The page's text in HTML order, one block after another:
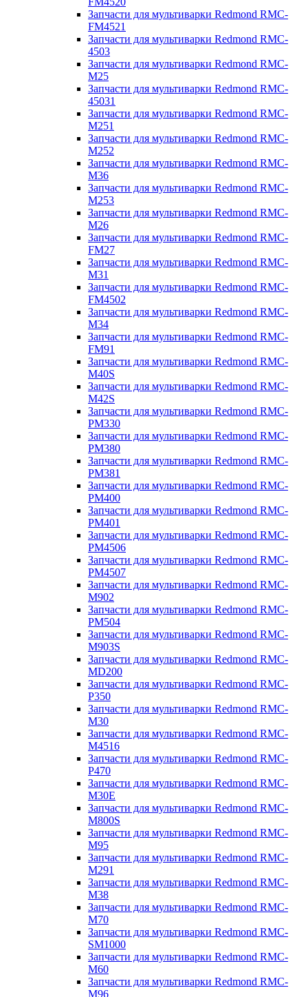
Запчасти для мультиварки Redmond RMC-
FM4521
Запчасти для мультиварки Redmond RMC-
4503
Запчасти для мультиварки Redmond RMC-
M25
Запчасти для мультиварки Redmond RMC-
45031
Запчасти для мультиварки Redmond RMC-
M251
Запчасти для мультиварки Redmond RMC-
M252
Запчасти для мультиварки Redmond RMC-
M36
Запчасти для мультиварки Redmond RMC-
M253
Запчасти для мультиварки Redmond RMC-
M26
Запчасти для мультиварки Redmond RMC-
FM27
Запчасти для мультиварки Redmond RMC-
M31
Запчасти для мультиварки Redmond RMC-
FM4502
Запчасти для мультиварки Redmond RMC-
M34
Запчасти для мультиварки Redmond RMC-
FM91
Запчасти для мультиварки Redmond RMC-
M40S
Запчасти для мультиварки Redmond RMC-
M42S
Запчасти для мультиварки Redmond RMC-
PM330
Запчасти для мультиварки Redmond RMC-
PM380
Запчасти для мультиварки Redmond RMC-
PM381
Запчасти для мультиварки Redmond RMC-
PM400
Запчасти для мультиварки Redmond RMC-
PM401
Запчасти для мультиварки Redmond RMC-
PM4506
Запчасти для мультиварки Redmond RMC-
PM4507
Запчасти для мультиварки Redmond RMC-
M902
Запчасти для мультиварки Redmond RMC-
PM504
Запчасти для мультиварки Redmond RMC-
M903S
Запчасти для мультиварки Redmond RMC-
MD200
Запчасти для мультиварки Redmond RMC-
P350
Запчасти для мультиварки Redmond RMC-
M30
Запчасти для мультиварки Redmond RMC-
M4516
Запчасти для мультиварки Redmond RMC-
P470
Запчасти для мультиварки Redmond RMC-
M30E
Запчасти для мультиварки Redmond RMC-
M800S
Запчасти для мультиварки Redmond RMC-
M95
Запчасти для мультиварки Redmond RMC-
M291
Запчасти для мультиварки Redmond RMC-
M38
Запчасти для мультиварки Redmond RMC-
M70
Запчасти для мультиварки Redmond RMC-
SM1000
Запчасти для мультиварки Redmond RMC-
M60
Запчасти для мультиварки Redmond RMC-
M96